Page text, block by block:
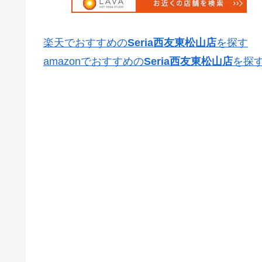
楽天でおすすめのSeria西友東松山店を探す
amazonでおすすめのSeria西友東松山店を探